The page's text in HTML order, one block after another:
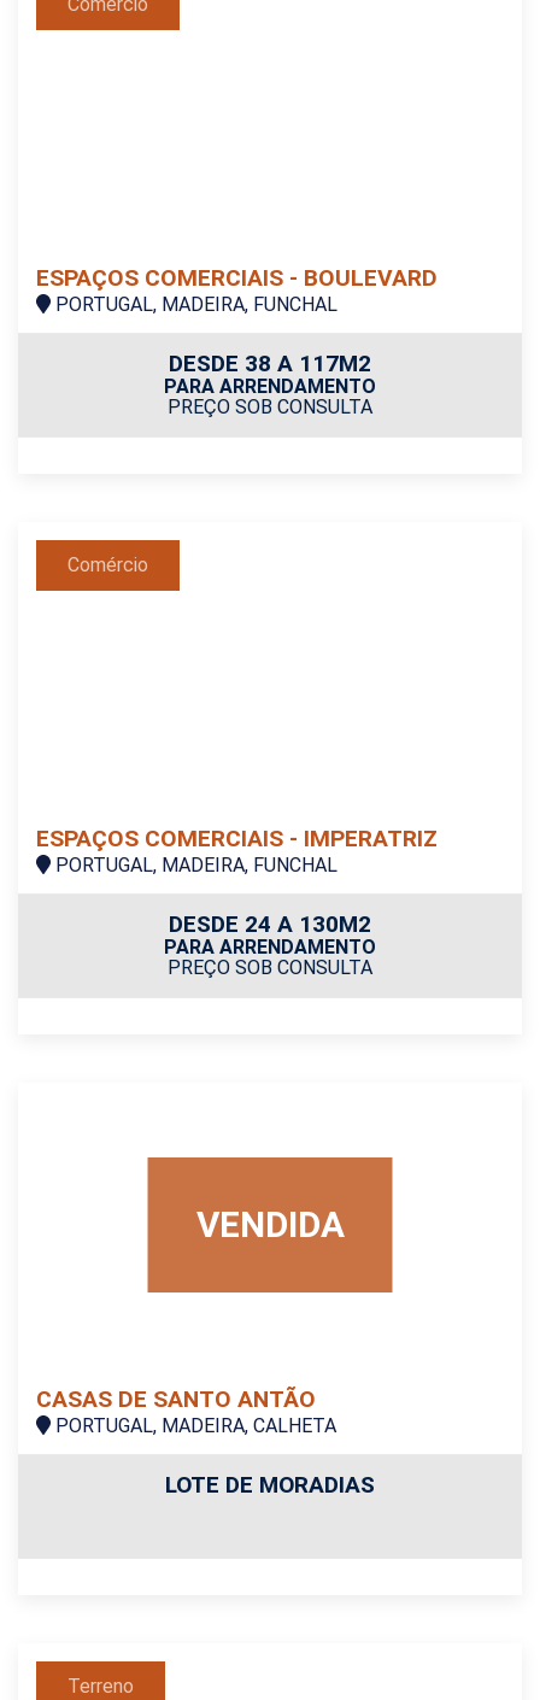
ESPAÇOS COMERCIAIS - BOULEVARD
PORTUGAL, MADEIRA, FUNCHAL
DESDE 38 A 117M2
PARA ARRENDAMENTO
PREÇO SOB CONSULTA
Comércio
ESPAÇOS COMERCIAIS - IMPERATRIZ
PORTUGAL, MADEIRA, FUNCHAL
DESDE 24 A 130M2
PARA ARRENDAMENTO
PREÇO SOB CONSULTA
VENDIDA
CASAS DE SANTO ANTÃO
PORTUGAL, MADEIRA, CALHETA
LOTE DE MORADIAS
Terreno